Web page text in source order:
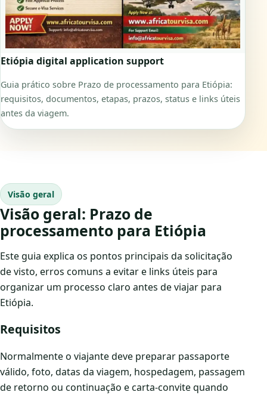
Etiópia digital application support
Guia prático sobre Prazo de processamento para Etiópia:
requisitos, documentos, etapas, prazos, status e links úteis
antes da viagem.
Visão geral
Visão geral: Prazo de
processamento para Etiópia
Este guia explica os pontos principais da solicitação
de visto, erros comuns a evitar e links úteis para
organizar um processo claro antes de viajar para
Etiópia.
Requisitos
Normalmente o viajante deve preparar passaporte
válido, foto, datas da viagem, hospedagem, passagem
de retorno ou continuação e carta-convite quando